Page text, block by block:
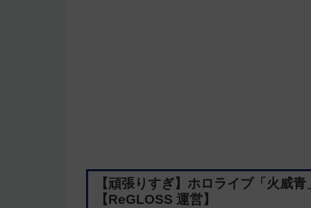
【頑張りすぎ】ホロライブ「火威
【ReGLOSS 運営】